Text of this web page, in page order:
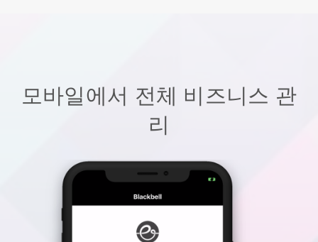
모바일에서 전체 비즈니스 관
리